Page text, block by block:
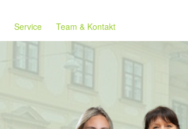
Service Team & Kontakt